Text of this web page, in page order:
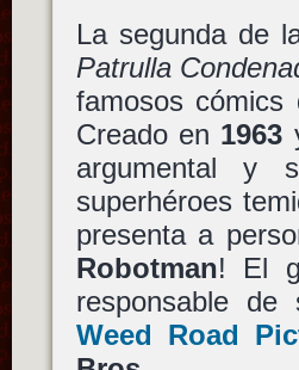
La segunda de
Patrulla
famosos
Creado en 1963
argumental y
superhéroes
presenta a
Robotman! El
responsable
Weed Road